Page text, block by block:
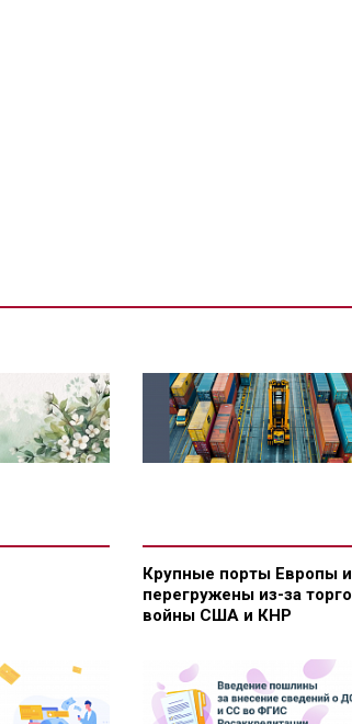
Крупные порты Европы
перегружены из-за
войны США и КНР